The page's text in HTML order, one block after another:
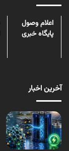
اعلام وصول
پایگاه خبری
آخرین اخبار